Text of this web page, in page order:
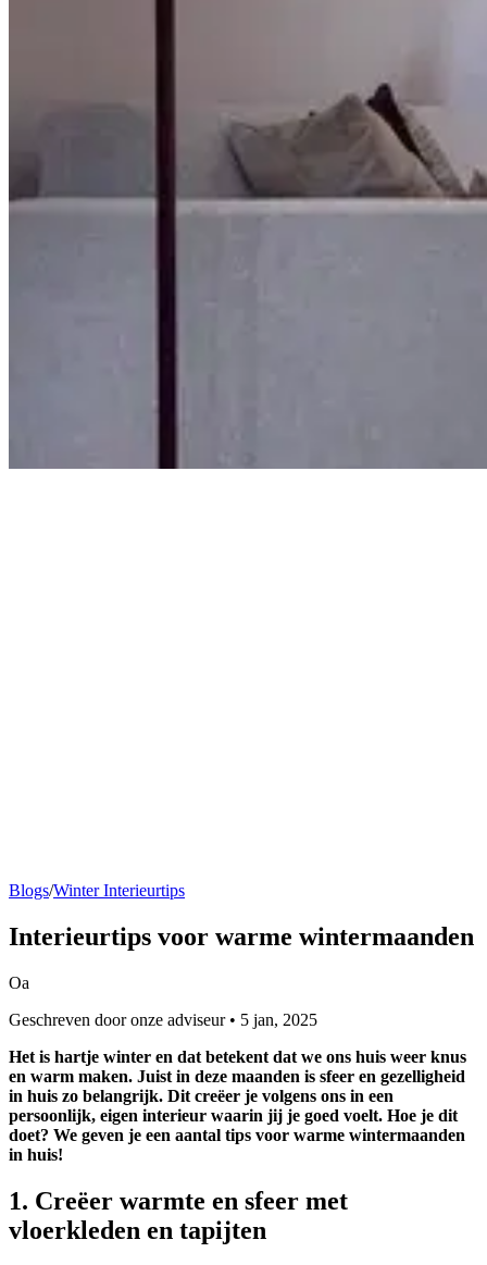
Blogs/Winter Interieurtips
Interieurtips voor warme wintermaanden
Oa
Geschreven door onze adviseur • 5 jan, 2025
Het is hartje winter en dat betekent dat we ons huis weer knus
en warm maken. Juist in deze maanden is sfeer en gezelligheid
in huis zo belangrijk. Dit creëer je volgens ons in een
persoonlijk, eigen interieur waarin jij je goed voelt. Hoe je dit
doet? We geven je een aantal tips voor warme wintermaanden
in huis!
1. Creëer warmte en sfeer met
vloerkleden en tapijten